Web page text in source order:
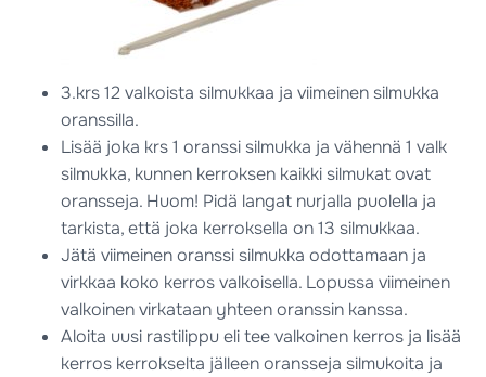
3.krs 12 valkoista silmukkaa ja viimeinen silmukka
oranssilla.
Lisää joka krs 1 oranssi silmukka ja vähennä 1 valk
silmukka, kunnen kerroksen kaikki silmukat ovat
oransseja. Huom! Pidä langat nurjalla puolella ja
tarkista, että joka kerroksella on 13 silmukkaa.
Jätä viimeinen oranssi silmukka odottamaan ja
virkkaa koko kerros valkoisella. Lopussa viimeinen
valkoinen virkataan yhteen oranssin kanssa.
Aloita uusi rastilippu eli tee valkoinen kerros ja lisää
kerros kerrokselta jälleen oransseja silmukoita ja